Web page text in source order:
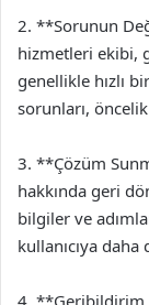
2. **Sorunun
hizmetleri ekibi,
genellikle hızlı
sorunları, öncelik
3. **Çözüm
hakkında geri
bilgiler ve
kullanıcıya
4. **Geribildirim